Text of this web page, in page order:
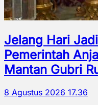
Jelang Hari
Pemerintah
Mantan Gubri
8 Agustus 2026 17.36